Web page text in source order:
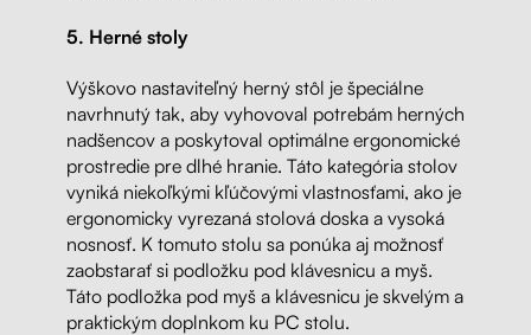
5. Herné stoly
Výškovo nastaviteľný herný stôl je špeciálne
navrhnutý tak, aby vyhovoval potrebám herných
nadšencov a poskytoval optimálne ergonomické
prostredie pre dlhé hranie. Táto kategória stolov
vyniká niekoľkými kľúčovými vlastnosťami, ako je
ergonomicky vyrezaná stolová doska a vysoká
nosnosť. K tomuto stolu sa ponúka aj možnosť
zaobstarať si podložku pod klávesnicu a myš.
Táto podložka pod myš a klávesnicu je skvelým a
praktickým doplnkom ku PC stolu.